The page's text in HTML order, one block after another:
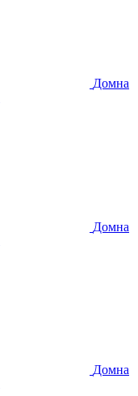
Домна
Домна
Домна